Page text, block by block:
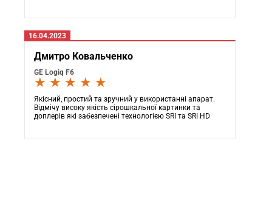
16.04.2023
Дмитро Ковальченко
GE Logiq F6
★ ★ ★ ★ ★
Якісний, простий та зручний у використанні апарат.
Відмічу високу якість сірошкальної картинки та
доплерів які забезпечені технологією SRI та SRI HD